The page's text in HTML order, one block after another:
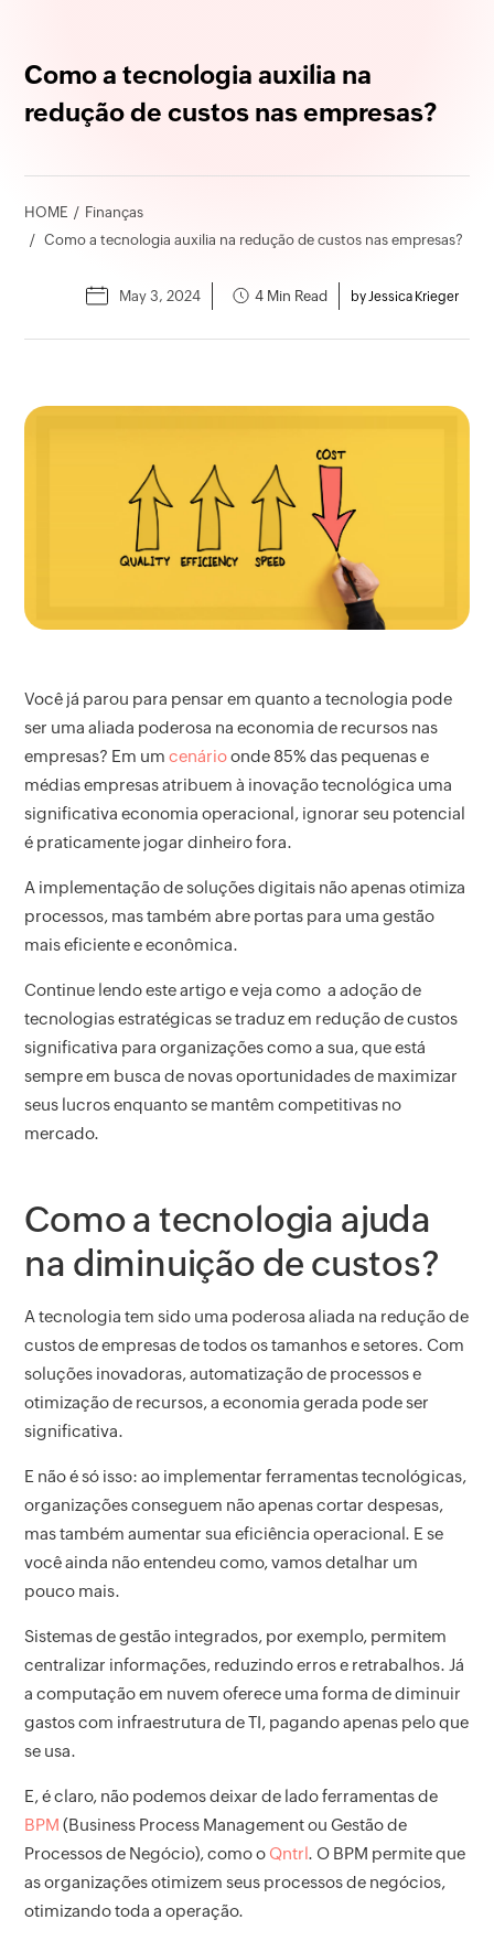
Como a tecnologia auxilia na
redução de custos nas empresas?
HOME
Finanças
Como a tecnologia auxilia na redução de custos nas empresas?
May 3, 2024 4 Min Read by Jessica Krieger
Você já parou para pensar em quanto a tecnologia pode
ser uma aliada poderosa na economia de recursos nas
empresas? Em umcenárioonde 85% das pequenas e
médias empresas atribuem à inovação tecnológica uma
significativa economia operacional, ignorar seu potencial
é praticamente jogar dinheiro fora.
A implementação de soluções digitais não apenas otimiza
processos, mas também abre portas para uma gestão
mais eficiente e econômica.
Continue lendo este artigo e veja como a adoção de
tecnologias estratégicas se traduz em redução de custos
significativa para organizações como a sua, que está
sempre em busca de novas oportunidades de maximizar
seus lucros enquanto se mantêm competitivas no
mercado.
Como a tecnologia ajuda
na diminuição de custos?
A tecnologia tem sido uma poderosa aliada na redução de
custos de empresas de todos os tamanhos e setores. Com
soluções inovadoras, automatização de processos e
otimização de recursos, a economia gerada pode ser
significativa.
E não é só isso: ao implementar ferramentas tecnológicas,
organizações conseguem não apenas cortar despesas,
mas também aumentar sua eficiência operacional. E se
você ainda não entendeu como, vamos detalhar um
pouco mais.
Sistemas de gestão integrados, por exemplo, permitem
centralizar informações, reduzindo erros e retrabalhos. Já
a computação em nuvem oferece uma forma de diminuir
gastos com infraestrutura de TI, pagando apenas pelo que
se usa.
E, é claro, não podemos deixar de lado ferramentas de
BPM (Business Process Management ou Gestão de
Processos de Negócio), como o Qntrl. O BPM permite que
as organizações otimizem seus processos de negócios,
otimizando toda a operação.